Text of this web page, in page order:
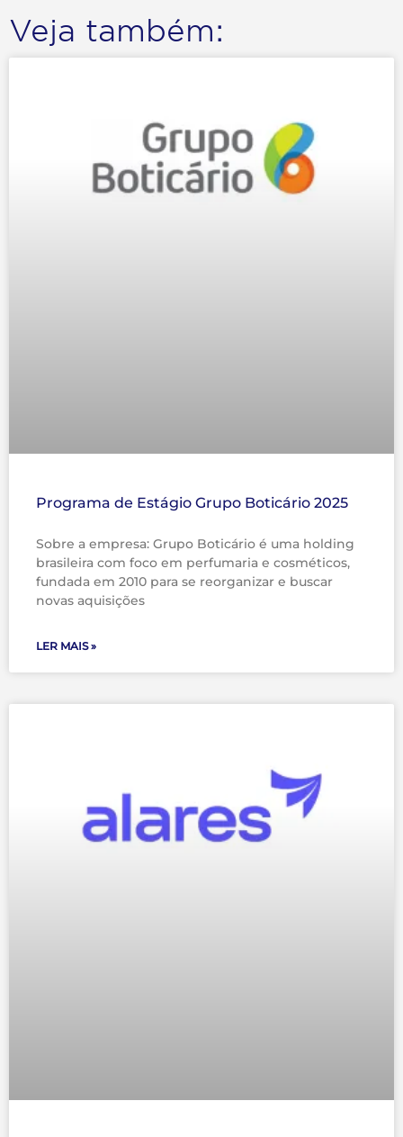
Veja também:
Programa de Estágio Grupo Boticário 2025
Sobre a empresa: Grupo Boticário é uma holding
brasileira com foco em perfumaria e cosméticos,
fundada em 2010 para se reorganizar e buscar
novas aquisições
LER MAIS »